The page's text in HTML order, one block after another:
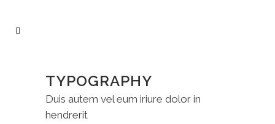
TYPOGRAPHY
Duis autem vel eum iriure dolor in
hendrerit